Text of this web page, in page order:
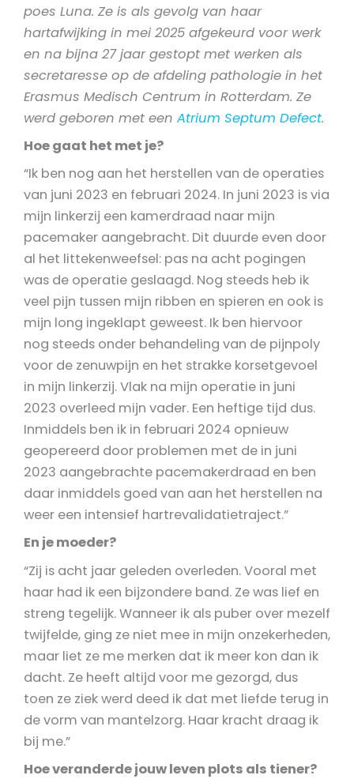
poes Luna. Ze is als gevolg van haar
hartafwijking in mei 2025 afgekeurd voor werk
en na bijna 27 jaar gestopt met werken als
secretaresse op de afdeling pathologie in het
Erasmus Medisch Centrum in Rotterdam. Ze
werd geboren met een Atrium Septum Defect.
Hoe gaat het met je?
“Ik ben nog aan het herstellen van de operaties
van juni 2023 en februari 2024. In juni 2023 is via
mijn linkerzij een kamerdraad naar mijn
pacemaker aangebracht. Dit duurde even door
al het littekenweefsel: pas na acht pogingen
was de operatie geslaagd. Nog steeds heb ik
veel pijn tussen mijn ribben en spieren en ook is
mijn long ingeklapt geweest. Ik ben hiervoor
nog steeds onder behandeling van de pijnpoly
voor de zenuwpijn en het strakke korsetgevoel
in mijn linkerzij. Vlak na mijn operatie in juni
2023 overleed mijn vader. Een heftige tijd dus.
Inmiddels ben ik in februari 2024 opnieuw
geopereerd door problemen met de in juni
2023 aangebrachte pacemakerdraad en ben
daar inmiddels goed van aan het herstellen na
weer een intensief hartrevalidatietraject.”
En je moeder?
“Zij is acht jaar geleden overleden. Vooral met
haar had ik een bijzondere band. Ze was lief en
streng tegelijk. Wanneer ik als puber over mezelf
twijfelde, ging ze niet mee in mijn onzekerheden,
maar liet ze me merken dat ik meer kon dan ik
dacht. Ze heeft altijd voor me gezorgd, dus
toen ze ziek werd deed ik dat met liefde terug in
de vorm van mantelzorg. Haar kracht draag ik
bij me.”
Hoe veranderde jouw leven plots als tiener?